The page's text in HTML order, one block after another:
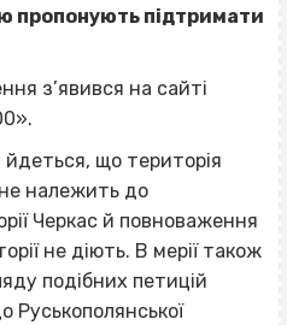
пропонують підтримати
з’явився на сайті
йдеться, що територія
належить до
Черкас й повноваження
не діють. В мерії також
подібних петицій
Руськополянської